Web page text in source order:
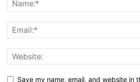
Save my name, email, and website in